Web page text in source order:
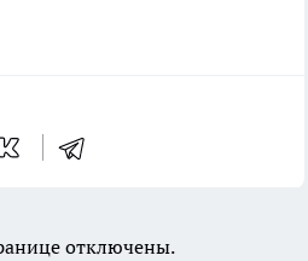
отключены.